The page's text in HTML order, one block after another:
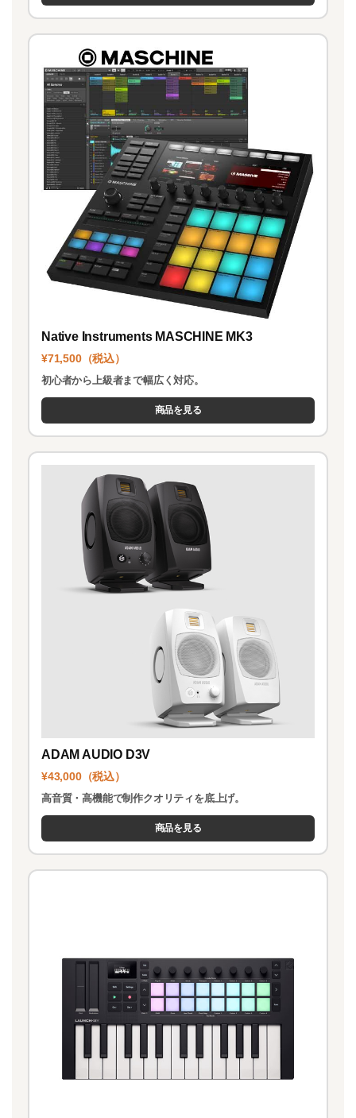
Native Instruments MASCHINE MK3
¥71,500（税込）
初心者から上級者まで幅広く対応。
商品を見る
ADAM AUDIO D3V
¥43,000（税込）
高音質・高機能で制作クオリティを底上げ。
商品を見る